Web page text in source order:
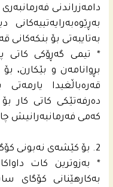
دامەزراندنی
بەتایبەتی بۆ بنکەکانی
* تیمی گەڕۆکی کاتی
بڕوانامەن و بێکارن،
قەرەباڵغیدا یارمەتی
دەرفەتێکی کاتی کار
کەمی فەرمانبەرانیش
2. بۆ کێشەی نەبونی کۆگا و دواکەوتنی خۆراک:
* به‌زوترین کات
بەکارهێنانی کۆگای